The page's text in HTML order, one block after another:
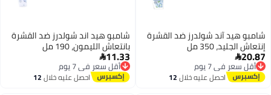
آند شولدرز ضد القشرة
350 مل
7 يوم
7 يوم
احصل عليه خلال12
اغسطس
شامبو هيد اند شولدرز ضد القشرة
بانتعاش الليمون، 190 مل
أقل سعر في 7 يوم
توصيل مجاني
أقل سعر في 7 يوماحصل عليه خلال12
اغسطس